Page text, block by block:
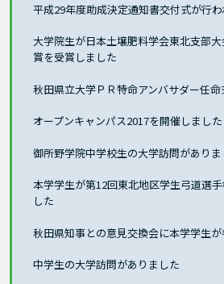
平成29年度助成決定通知書交付式が行
大学院生が日本土壌肥料学会東北支部
賞を受賞しました
秋田県立大学ＰＲ特命アンバサダー任
オープンキャンパス2017を開催しました
御所野学院中学校生の大学訪問がありま
本学学生が第12回東北地区学生弓道選
した
秋田県知事との意見交換会に本学学生
中学生の大学訪問がありました